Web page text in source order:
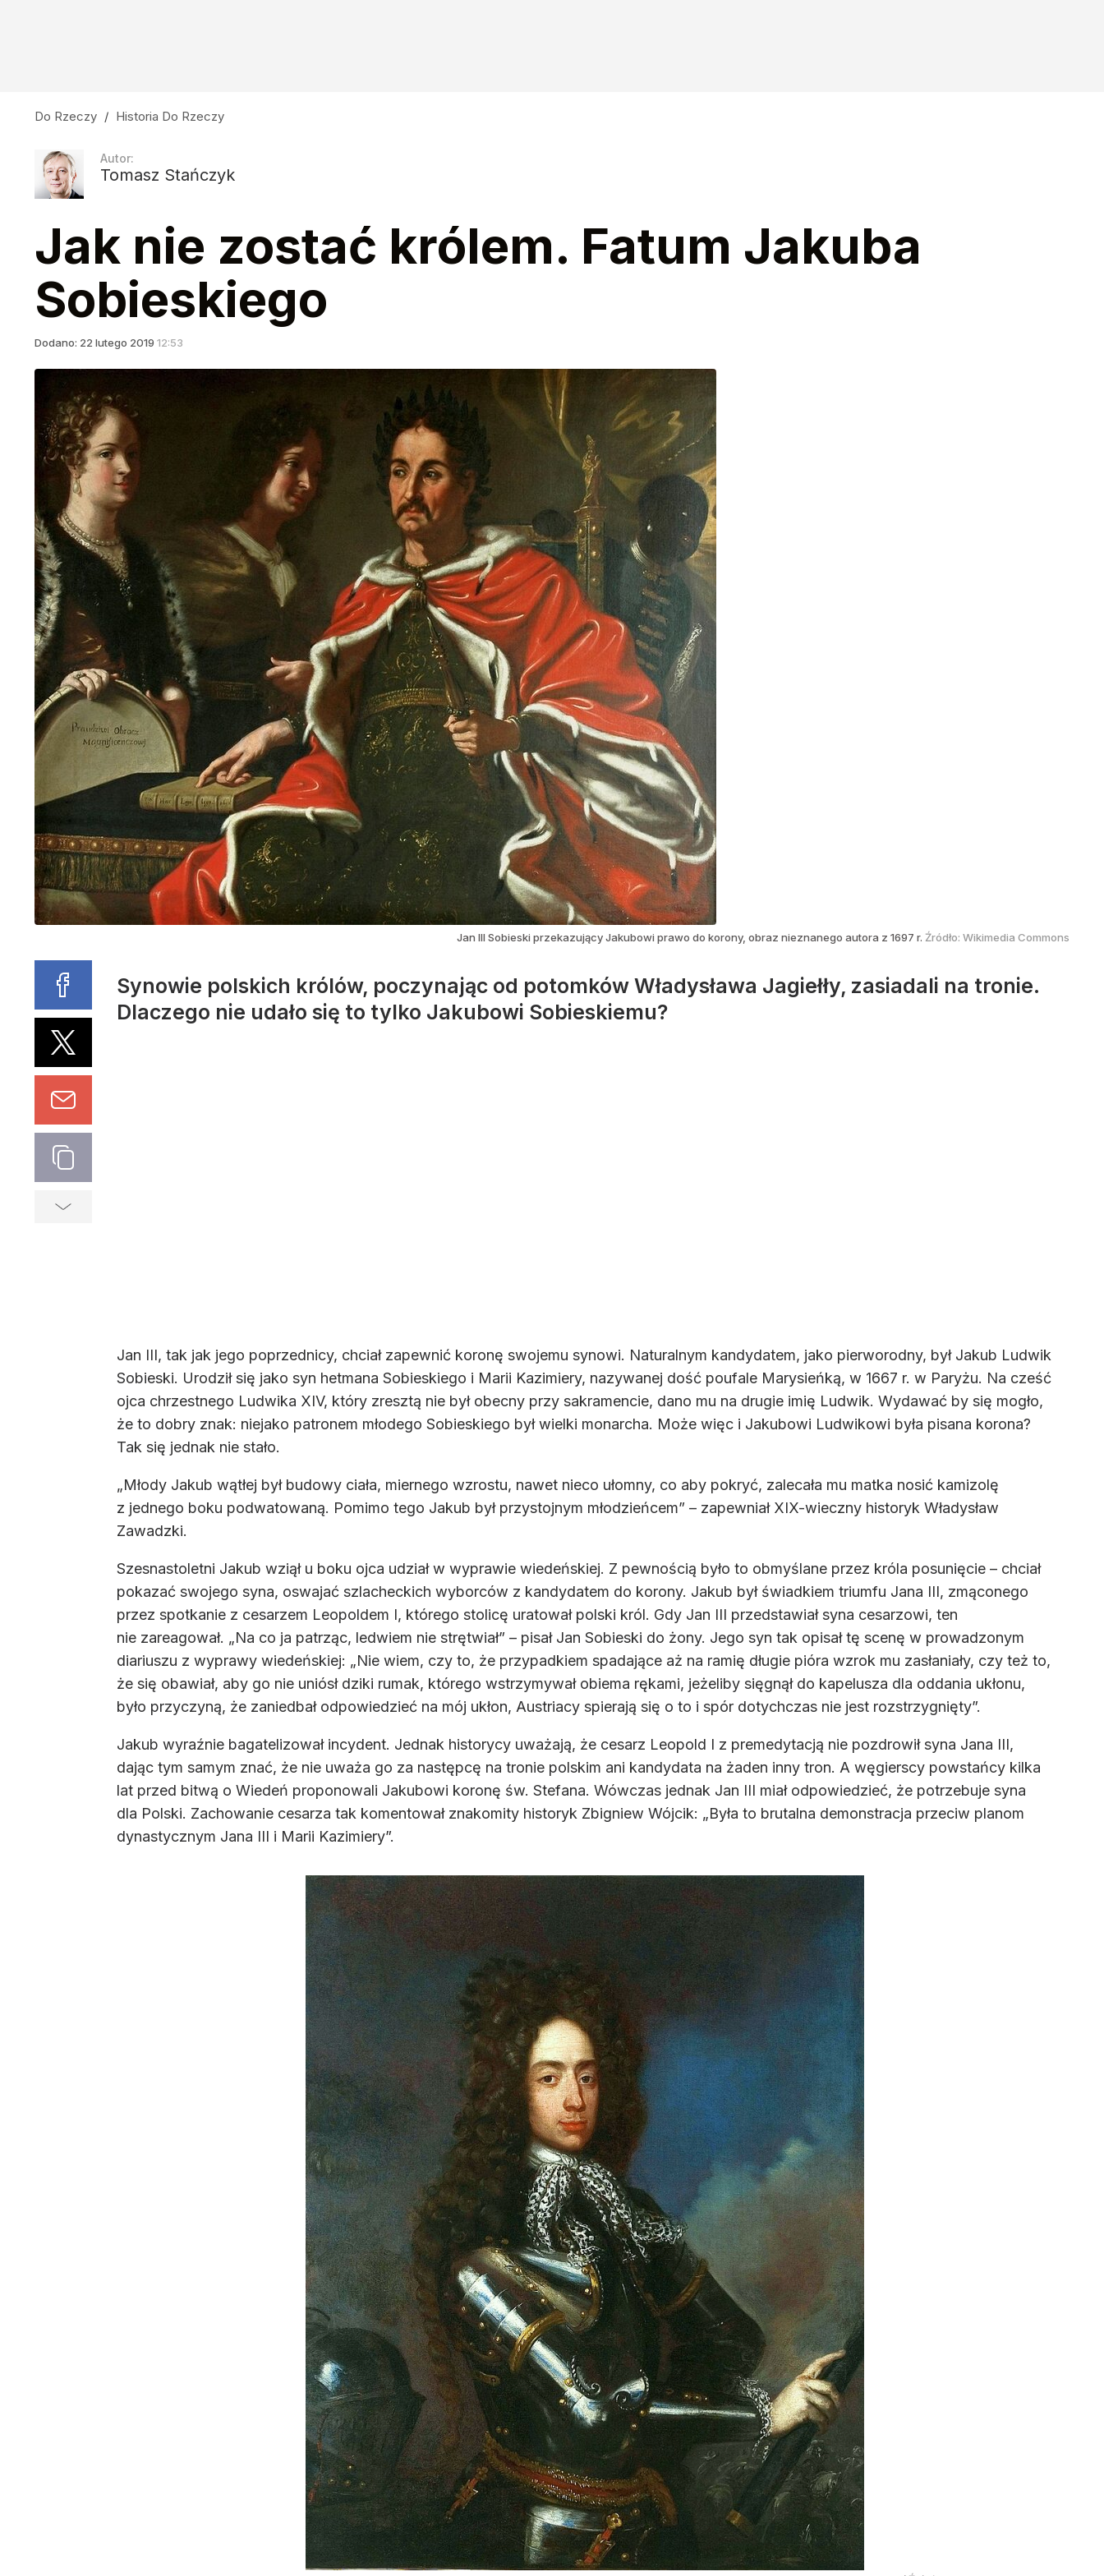
Do Rzeczy / Historia Do Rzeczy
Autor:
Tomasz Stańczyk
Jak nie zostać królem. Fatum Jakuba
Sobieskiego
Dodano: 22 lutego 2019 12:53
Jan III Sobieski przekazujący Jakubowi prawo do korony, obraz nieznanego autora z 1697 r. Źródło: Wikimedia Commons
Synowie polskich królów, poczynając od potomków Władysława Jagiełły, zasiadali na tronie.
Dlaczego nie udało się to tylko Jakubowi Sobieskiemu?
Jan III, tak jak jego poprzednicy, chciał zapewnić koronę swojemu synowi. Naturalnym kandydatem, jako pierworodny, był Jakub Ludwik
Sobieski. Urodził się jako syn hetmana Sobieskiego i Marii Kazimiery, nazywanej dość poufale Marysieńką, w 1667 r. w Paryżu. Na cześć
ojca chrzestnego Ludwika XIV, który zresztą nie był obecny przy sakramencie, dano mu na drugie imię Ludwik. Wydawać by się mogło,
że to dobry znak: niejako patronem młodego Sobieskiego był wielki monarcha. Może więc i Jakubowi Ludwikowi była pisana korona?
Tak się jednak nie stało.
„Młody Jakub wątłej był budowy ciała, miernego wzrostu, nawet nieco ułomny, co aby pokryć, zalecała mu matka nosić kamizolę
z jednego boku podwatowaną. Pomimo tego Jakub był przystojnym młodzieńcem” – zapewniał XIX-wieczny historyk Władysław
Zawadzki.
Szesnastoletni Jakub wziął u boku ojca udział w wyprawie wiedeńskiej. Z pewnością było to obmyślane przez króla posunięcie – chciał
pokazać swojego syna, oswajać szlacheckich wyborców z kandydatem do korony. Jakub był świadkiem triumfu Jana III, zmąconego
przez spotkanie z cesarzem Leopoldem I, którego stolicę uratował polski król. Gdy Jan III przedstawiał syna cesarzowi, ten
nie zareagował. „Na co ja patrząc, ledwiem nie strętwiał” – pisał Jan Sobieski do żony. Jego syn tak opisał tę scenę w prowadzonym
diariuszu z wyprawy wiedeńskiej: „Nie wiem, czy to, że przypadkiem spadające aż na ramię długie pióra wzrok mu zasłaniały, czy też to,
że się obawiał, aby go nie uniósł dziki rumak, którego wstrzymywał obiema rękami, jeżeliby sięgnął do kapelusza dla oddania ukłonu,
było przyczyną, że zaniedbał odpowiedzieć na mój ukłon, Austriacy spierają się o to i spór dotychczas nie jest rozstrzygnięty”.
Jakub wyraźnie bagatelizował incydent. Jednak historycy uważają, że cesarz Leopold I z premedytacją nie pozdrowił syna Jana III,
dając tym samym znać, że nie uważa go za następcę na tronie polskim ani kandydata na żaden inny tron. A węgierscy powstańcy kilka
lat przed bitwą o Wiedeń proponowali Jakubowi koronę św. Stefana. Wówczas jednak Jan III miał odpowiedzieć, że potrzebuje syna
dla Polski. Zachowanie cesarza tak komentował znakomity historyk Zbigniew Wójcik: „Była to brutalna demonstracja przeciw planom
dynastycznym Jana III i Marii Kazimiery”.